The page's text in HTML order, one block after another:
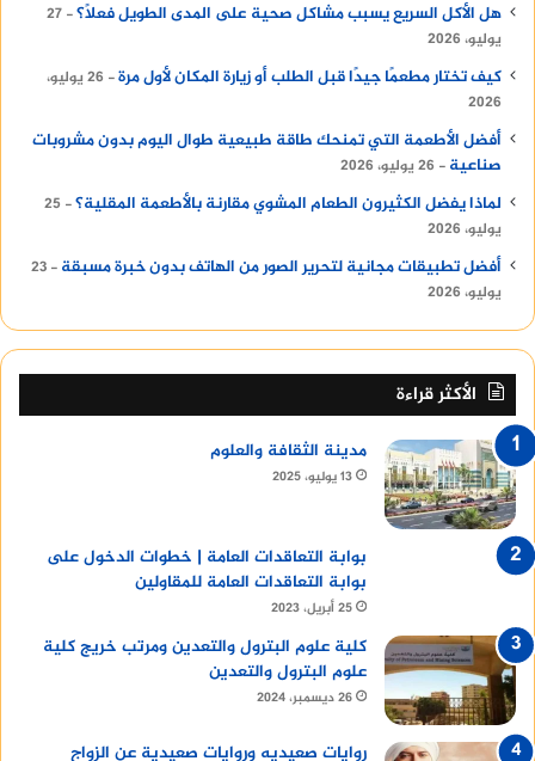
هل الأكل السريع يسبب مشاكل صحية على المدى الطويل فعلًا؟ 27
يوليو، 2026
كيف تختار مطعمًا جيدًا قبل الطلب أو زيارة المكان لأول مرة
26 يوليو،
2026
أفضل الأطعمة التي تمنحك طاقة طبيعية طوال اليوم بدون مشروبات
صناعية
26 يوليو، 2026
لماذا يفضل الكثيرون الطعام المشوي مقارنة بالأطعمة المقلية؟
25
يوليو، 2026
أفضل تطبيقات مجانية لتحرير الصور من الهاتف بدون خبرة مسبقة
23
يوليو، 2026
الأكثر قراءة
مدينة الثقافة والعلوم
13 يوليو، 2025
بوابة التعاقدات العامة | خطوات الدخول على
بوابة التعاقدات العامة للمقاولين
25 أبريل، 2023
كلية علوم البترول والتعدين ومرتب خريج كلية
علوم البترول والتعدين
26 ديسمبر، 2024
روايات صعيديه وروايات صعيدية عن الزواج